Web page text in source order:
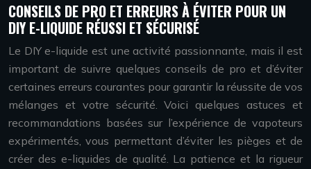
CONSEILS DE PRO ET ERREURS À ÉVITER POUR UN
DIY E-LIQUIDE RÉUSSI ET SÉCURISÉ
Le DIY e-liquide est une activité passionnante, mais il est
important de suivre quelques conseils de pro et d’éviter
certaines erreurs courantes pour garantir la réussite de vos
mélanges et votre sécurité. Voici quelques astuces et
recommandations basées sur l’expérience de vapoteurs
expérimentés, vous permettant d’éviter les pièges et de
créer des e-liquides de qualité. La patience et la rigueur